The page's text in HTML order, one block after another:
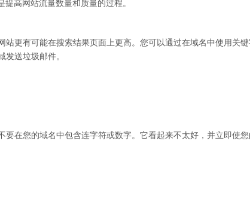
高网站流量数量和质量的过程。
有可能在搜索结果页面上更高。您可以通过在域名中使用关
发送垃圾邮件。
您的域名中包含连字符或数字。它看起来不太好，并立即使您